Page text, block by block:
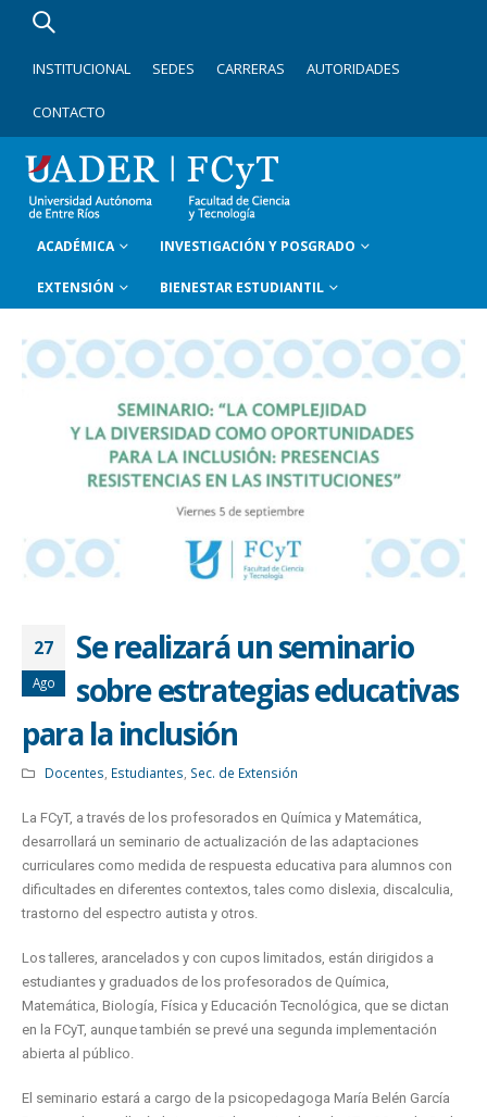
INSTITUCIONAL SEDES CARRERAS AUTORIDADES
CONTACTO
ACADÉMICA INVESTIGACIÓN Y POSGRADO
EXTENSIÓN BIENESTAR ESTUDIANTIL
27
Ago
Se realizará un seminario
sobre estrategias educativas
para la inclusión
Docentes, Estudiantes, Sec. de Extensión
La FCyT, a través de los profesorados en Química y Matemática,
desarrollará un seminario de actualización de las adaptaciones
curriculares como medida de respuesta educativa para alumnos con
dificultades en diferentes contextos, tales como dislexia, discalculia,
trastorno del espectro autista y otros.
Los talleres, arancelados y con cupos limitados, están dirigidos a
estudiantes y graduados de los profesorados de Química,
Matemática, Biología, Física y Educación Tecnológica, que se dictan
en la FCyT, aunque también se prevé una segunda implementación
abierta al público.
El seminario estará a cargo de la psicopedagoga María Belén García